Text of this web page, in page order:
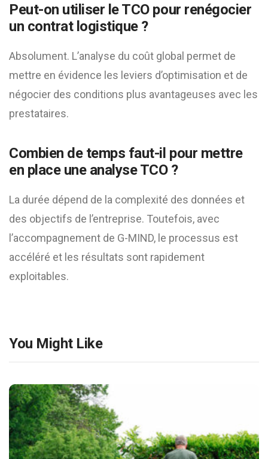
Peut-on utiliser le TCO pour renégocier
un contrat logistique ?
Absolument. L’analyse du coût global permet de
mettre en évidence les leviers d’optimisation et de
négocier des conditions plus avantageuses avec les
prestataires.
Combien de temps faut-il pour mettre
en place une analyse TCO ?
La durée dépend de la complexité des données et
des objectifs de l’entreprise. Toutefois, avec
l’accompagnement de G-MIND, le processus est
accéléré et les résultats sont rapidement
exploitables.
You Might Like